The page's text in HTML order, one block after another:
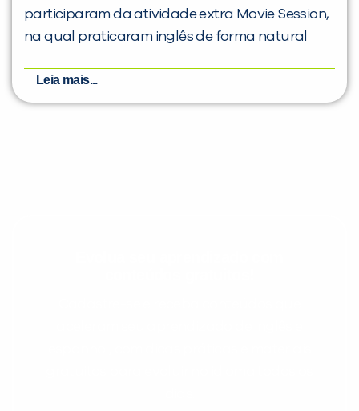
participaram da atividade extra Movie Session,
na qual praticaram inglês de forma natural
Leia mais...